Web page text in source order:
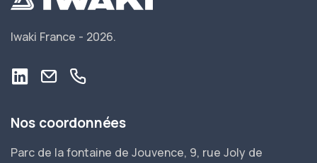
Iwaki France - 2026.
Nos coordonnées
Parc de la fontaine de Jouvence, 9, rue Joly de